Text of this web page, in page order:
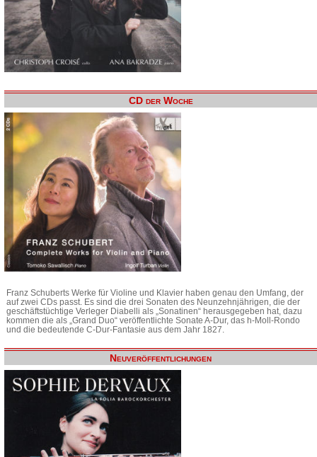
CD der Woche
Franz Schuberts Werke für Violine und Klavier haben genau den Umfang, der
auf zwei CDs passt. Es sind die drei Sonaten des Neunzehnjährigen, die der
geschäftstüchtige Verleger Diabelli als „Sonatinen“ herausgegeben hat, dazu
kommen die als „Grand Duo“ veröffentlichte Sonate A-Dur, das h-Moll-Rondo
und die bedeutende C-Dur-Fantasie aus dem Jahr 1827.
Neuveröffentlichungen